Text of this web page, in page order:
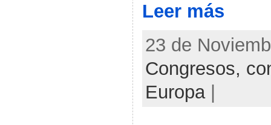
Leer más
23 de
Congresos,
Europa|